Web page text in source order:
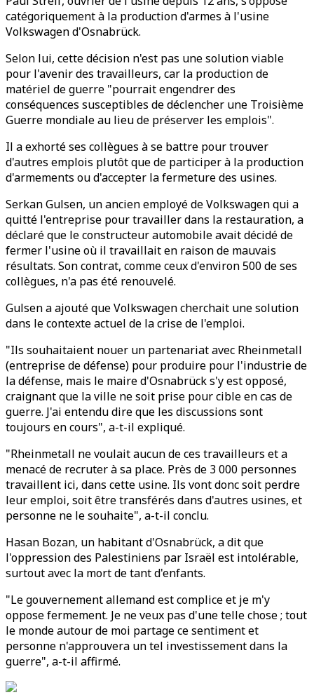
catégoriquement à la production d'armes à l'usine
Volkswagen d'Osnabrück.
Selon lui, cette décision n'est pas une solution viable
pour l'avenir des travailleurs, car la production de
matériel de guerre "pourrait engendrer des
conséquences susceptibles de déclencher une Troisième
Guerre mondiale au lieu de préserver les emplois".
Il a exhorté ses collègues à se battre pour trouver
d'autres emplois plutôt que de participer à la production
d'armements ou d'accepter la fermeture des usines.
Serkan Gulsen, un ancien employé de Volkswagen qui a
quitté l'entreprise pour travailler dans la restauration, a
déclaré que le constructeur automobile avait décidé de
fermer l'usine où il travaillait en raison de mauvais
résultats. Son contrat, comme ceux d'environ 500 de ses
collègues, n'a pas été renouvelé.
Gulsen a ajouté que Volkswagen cherchait une solution
dans le contexte actuel de la crise de l'emploi.
"Ils souhaitaient nouer un partenariat avec Rheinmetall
(entreprise de défense) pour produire pour l'industrie de
la défense, mais le maire d'Osnabrück s'y est opposé,
craignant que la ville ne soit prise pour cible en cas de
guerre. J'ai entendu dire que les discussions sont
toujours en cours", a-t-il expliqué.
"Rheinmetall ne voulait aucun de ces travailleurs et a
menacé de recruter à sa place. Près de 3 000 personnes
travaillent ici, dans cette usine. Ils vont donc soit perdre
leur emploi, soit être transférés dans d'autres usines, et
personne ne le souhaite", a-t-il conclu.
Hasan Bozan, un habitant d'Osnabrück, a dit que
l'oppression des Palestiniens par Israël est intolérable,
surtout avec la mort de tant d'enfants.
"Le gouvernement allemand est complice et je m'y
oppose fermement. Je ne veux pas d'une telle chose ; tout
le monde autour de moi partage ce sentiment et
personne n'approuvera un tel investissement dans la
guerre", a-t-il affirmé.